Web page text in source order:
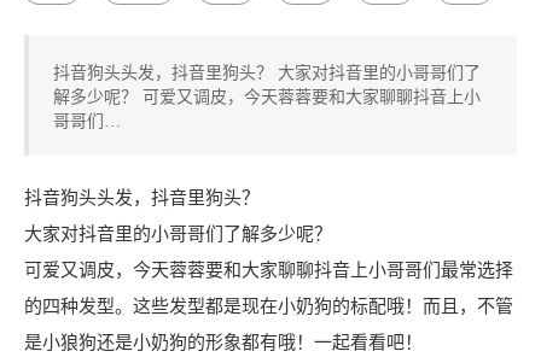
抖音狗头头发，抖音里狗头？ 大家对抖音里的小哥哥们了
解多少呢？ 可爱又调皮，今天蓉蓉要和大家聊聊抖音上小
哥哥们…
抖音狗头头发，抖音里狗头？
大家对抖音里的小哥哥们了解多少呢？
可爱又调皮，今天蓉蓉要和大家聊聊抖音上小哥哥们最常选择
的四种发型。这些发型都是现在小奶狗的标配哦！而且，不管
是小狼狗还是小奶狗的形象都有哦！一起看看吧！